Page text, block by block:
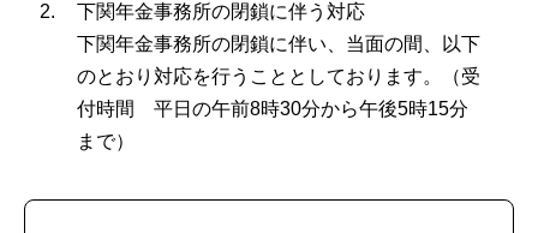
下関年金事務所の閉鎖に伴う対応
下関年金事務所の閉鎖に伴い、当面の間、以下
のとおり対応を行うこととしております。（受
付時間 平日の午前8時30分から午後5時15分
まで）